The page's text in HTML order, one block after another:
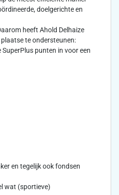
doelgerichte en
heeft Ahold Delhaize
te ondersteunen:
punten in voor een
en tegelijk ook fondsen
wat (sportieve)